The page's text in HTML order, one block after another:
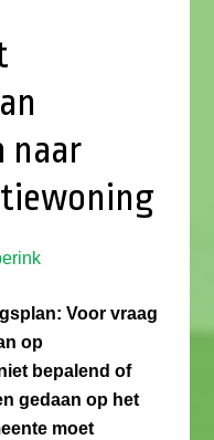
naar
Voor vraag
op
bepalend of
gedaan op het
moet